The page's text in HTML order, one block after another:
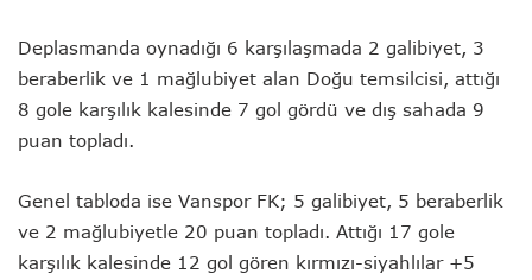
Deplasmanda oynadığı 6 karşılaşmada 2 galibiyet, 3
beraberlik ve 1 mağlubiyet alan Doğu temsilcisi, attığı
8 gole karşılık kalesinde 7 gol gördü ve dış sahada 9
puan topladı.
Genel tabloda ise Vanspor FK; 5 galibiyet, 5 beraberlik
ve 2 mağlubiyetle 20 puan topladı. Attığı 17 gole
karşılık kalesinde 12 gol gören kırmızı-siyahlılar +5